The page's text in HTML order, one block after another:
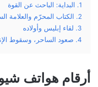
1. البداية: الباحث عن القوة
2. الكتاب المحرّم والعلامة السوداء
3. لقاء إبليس وأولاده
4. صعود الساحر، وسقوط الإنسان
أرقام هواتف